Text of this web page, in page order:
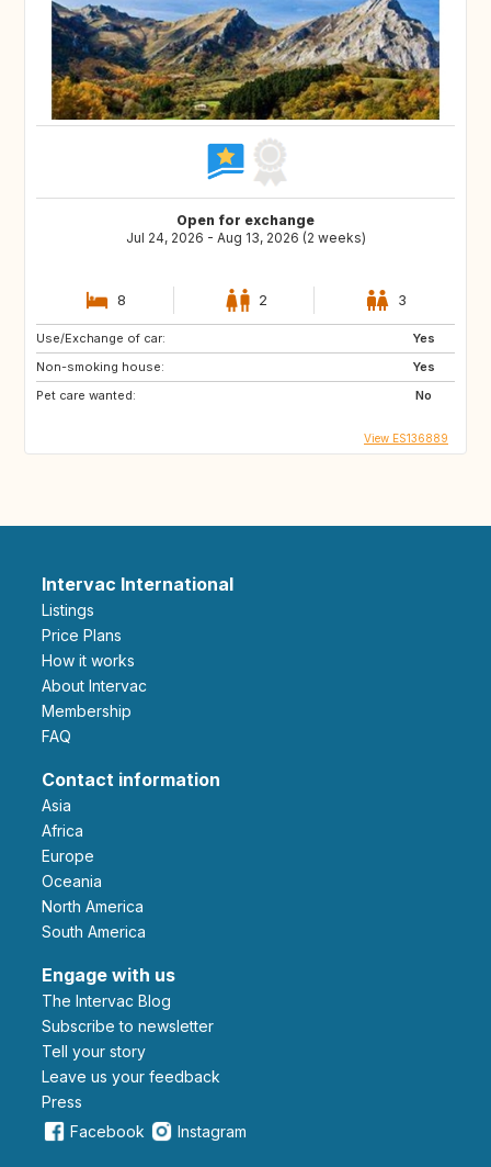
Open for exchange
Jul 24, 2026 - Aug 13, 2026 (2 weeks)
8 2 3
Use/Exchange of car:
Yes
Non-smoking house:
Yes
Pet care wanted:
No
View ES136889
Intervac International
Listings
Price Plans
How it works
About Intervac
Membership
FAQ
Contact information
Asia
Africa
Europe
Oceania
North America
South America
Engage with us
The Intervac Blog
Subscribe to newsletter
Tell your story
leave us your feedback
Press
Facebook
Instagram